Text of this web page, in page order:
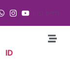
List Item
ID